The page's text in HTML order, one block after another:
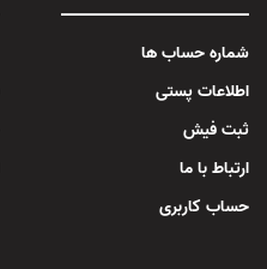
شماره حساب ها
اطلاعات پستی
ثبت فیش
ارتباط با ما
حساب کاربری